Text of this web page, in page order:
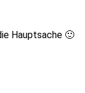
Hauptsache 🙂